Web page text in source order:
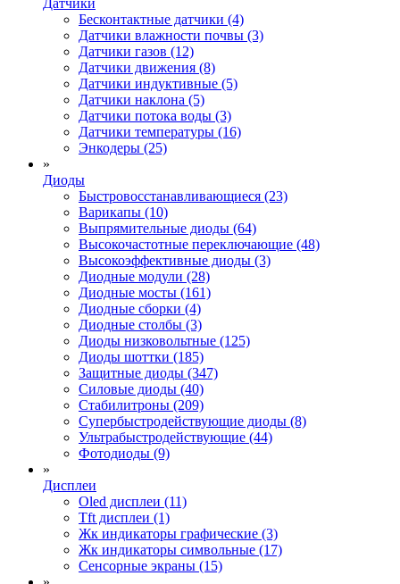
Бесконтактные датчики (4)
Датчики влажности почвы (3)
Датчики газов (12)
Датчики движения (8)
Датчики индуктивные (5)
Датчики наклона (5)
Датчики потока воды (3)
Датчики температуры (16)
Энкодеры (25)
»
Диоды
Быстровосстанавливающиеся (23)
Варикапы (10)
Выпрямительные диоды (64)
Высокочастотные переключающие (48)
Высокоэффективные диоды (3)
Диодные модули (28)
Диодные мосты (161)
Диодные сборки (4)
Диодные столбы (3)
Диоды низковольтные (125)
Диоды шоттки (185)
Защитные диоды (347)
Силовые диоды (40)
Стабилитроны (209)
Супербыстродействующие диоды (8)
Ультрабыстродействующие (44)
Фотодиоды (9)
»
Дисплеи
Oled дисплеи (11)
Tft дисплеи (1)
Жк индикаторы графические (3)
Жк индикаторы символьные (17)
Сенсорные экраны (15)